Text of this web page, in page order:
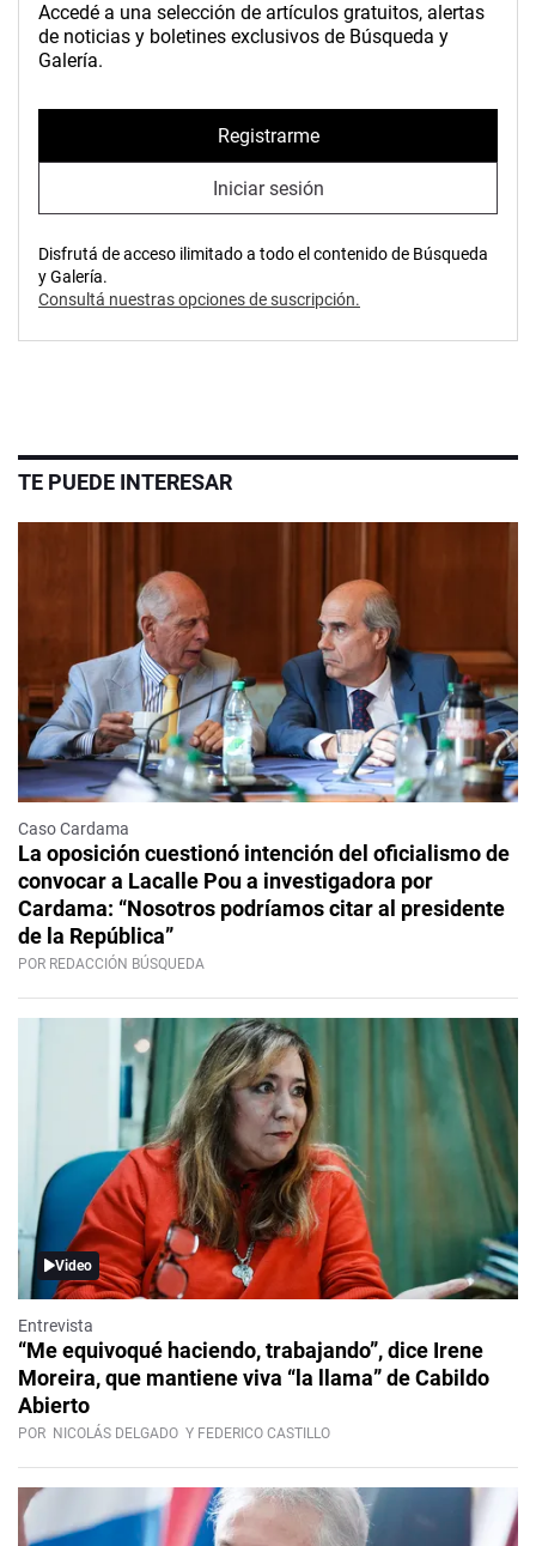
Accedé a una selección de artículos gratuitos, alertas
de noticias y boletines exclusivos de Búsqueda y
Galería.
Registrarme
Iniciar sesión
Disfrutá de acceso ilimitado a todo el contenido de Búsqueda
y Galería.
Consultá nuestras opciones de suscripción.
TE PUEDE INTERESAR
Caso Cardama
La oposición cuestionó intención del oficialismo de
convocar a Lacalle Pou a investigadora por
Cardama: “Nosotros podríamos citar al presidente
de la República”
POR REDACCIÓN BÚSQUEDA
Video
Entrevista
“Me equivoqué haciendo, trabajando”, dice Irene
Moreira, que mantiene viva “la llama” de Cabildo
Abierto
POR NICOLÁS DELGADO Y FEDERICO CASTILLO